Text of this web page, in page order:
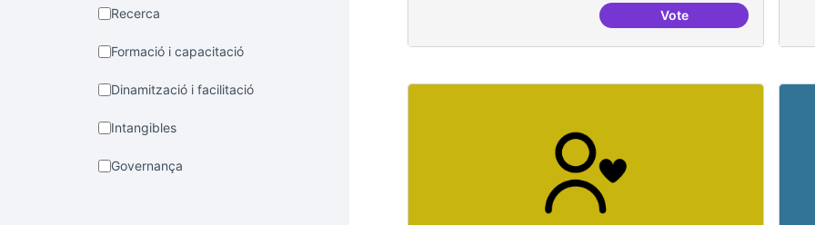
Recerca
Formació i capacitació
Dinamització i facilitació
Intangibles
Governança
VoteXarxa internacional